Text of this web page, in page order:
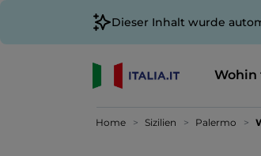
Dieser Inhalt wurde
Wohin
Home Sizilien Palermo